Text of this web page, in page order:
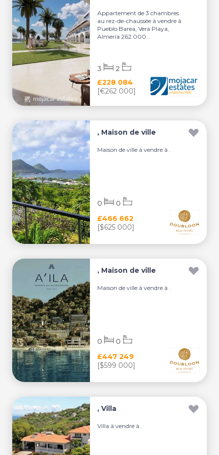
Appartement de 3 chambres
au rez-de-chaussée à vendre à
Pueblo Barea, Vera Playa,
Almería 262 000...
£228 084
[€262 000]
3 2
, Maison de ville
Maison de ville à vendre à .
£466 662
[$625 000]
0 0
, Maison de ville
Maison de ville à vendre à .
£447 249
[$599 000]
0 0
, Villa
Villa à vendre à .